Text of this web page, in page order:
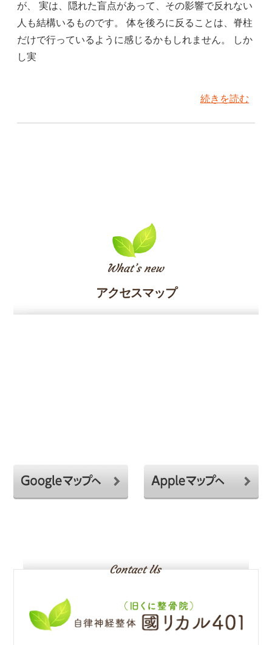
が、 実は、隠れた盲点があって、その影響で反れない
人も結構いるものです。 体を後ろに反ることは、脊柱
だけで行っているように感じるかもしれません。 しか
し実
続きを読む
アクセスマップ